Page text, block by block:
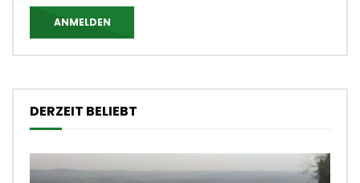
ANMELDEN
DERZEIT BELIEBT